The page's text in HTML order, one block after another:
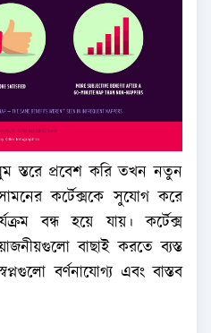
স্তরে প্রবেশ করি তখন নতুন
কর্টেক্সকে সুযোগ করে
বন্ধ হয়ে যায়। কর্টেক্স
বাছাই করতে ব্যস্ত
বর্ণনাযোগ্য এবং বাস্তব